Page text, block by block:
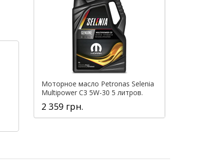
Моторное масло Petronas Selenia
Multipower C3 5W-30 5 литров.
2 359 грн.